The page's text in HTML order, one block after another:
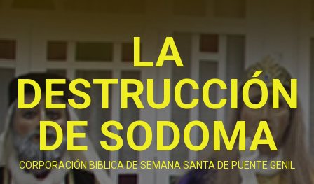
contenido
LA
DESTRUCCIÓN
DE SODOMA
CORPORACIÓN BIBLICA DE SEMANA SANTA DE PUENTE GENIL